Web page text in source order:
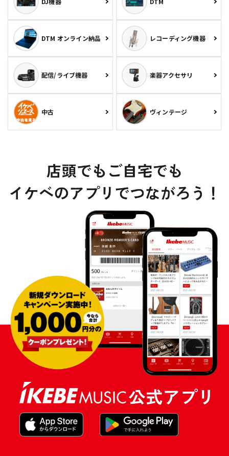
DTM オンライン納品 レコーディング機器
配信/ライブ機器 楽器アクセサリ
中古 ヴィンテージ